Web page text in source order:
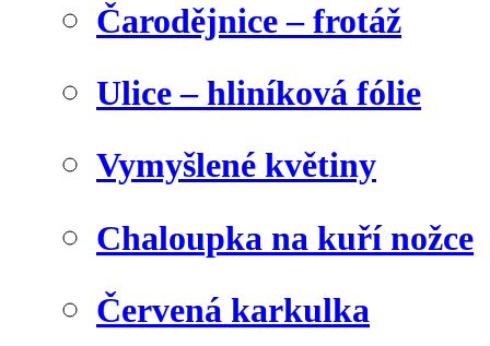
Čarodějnice – frotáž
Ulice – hliníková fólie
Vymyšlené květiny
Chaloupka na kuří nožce
Červená karkulka